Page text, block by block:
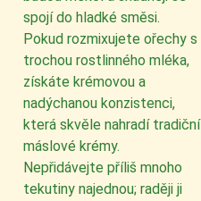
spojí do hladké směsi.
Pokud rozmixujete ořechy s
trochou rostlinného mléka,
získáte krémovou a
nadýchanou konzistenci,
která skvěle nahradí tradiční
máslové krémy.
Nepřidávejte příliš mnoho
tekutiny najednou; raději ji